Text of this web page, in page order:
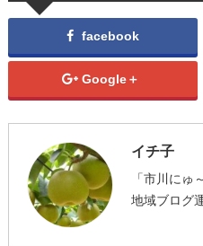
facebook
Google＋
イチ子
「市川にゅ
地域ブログ